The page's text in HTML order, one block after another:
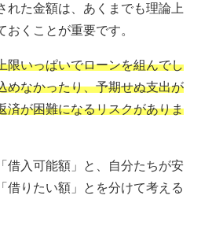
れた金額は、あくまでも理論上
くことが重要です。
限いっぱいでローンを組んでし
めなかったり、予期せぬ支出が
済が困難になるリスクがありま
借入可能額」と、自分たちが安
借りたい額」とを分けて考える